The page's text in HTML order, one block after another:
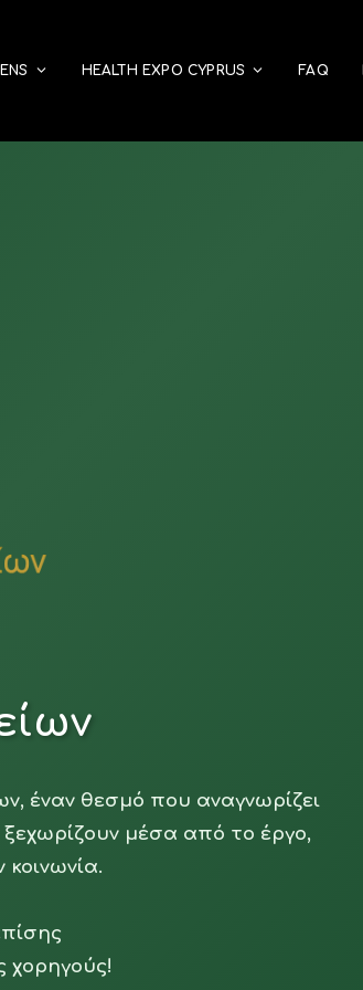
HEALTH EXPO CYPRUS FAQ
έναν θεσμό που αναγνωρίζει
μέσα από το έργο,
χορηγούς!